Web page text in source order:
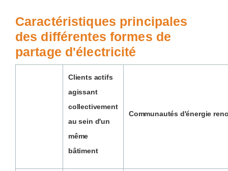
Caractéristiques principales
des différentes formes de
partage d'électricité
Clients actifs
agissant
collectivement
au sein d'un
même
bâtiment
Communautés d'énergie